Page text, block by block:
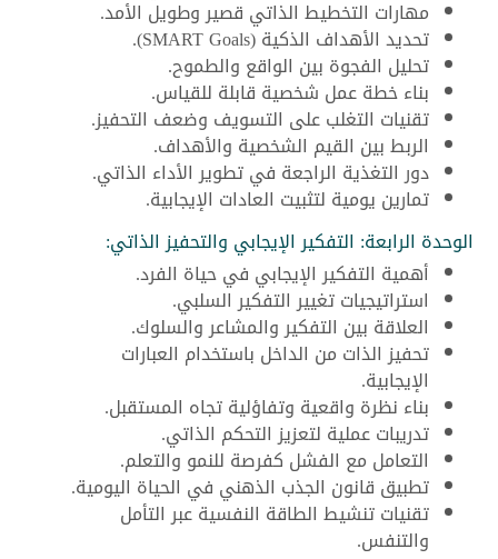
مهارات التخطيط الذاتي قصير وطويل الأمد.
تحديد الأهداف الذكية (SMART Goals).
تحليل الفجوة بين الواقع والطموح.
بناء خطة عمل شخصية قابلة للقياس.
تقنيات التغلب على التسويف وضعف التحفيز.
الربط بين القيم الشخصية والأهداف.
دور التغذية الراجعة في تطوير الأداء الذاتي.
تمارين يومية لتثبيت العادات الإيجابية.
الوحدة الرابعة: التفكير الإيجابي والتحفيز الذاتي:
أهمية التفكير الإيجابي في حياة الفرد.
استراتيجيات تغيير التفكير السلبي.
العلاقة بين التفكير والمشاعر والسلوك.
تحفيز الذات من الداخل باستخدام العبارات
الإيجابية.
بناء نظرة واقعية وتفاؤلية تجاه المستقبل.
تدريبات عملية لتعزيز التحكم الذاتي.
التعامل مع الفشل كفرصة للنمو والتعلم.
تطبيق قانون الجذب الذهني في الحياة اليومية.
تقنيات تنشيط الطاقة النفسية عبر التأمل
والتنفس.